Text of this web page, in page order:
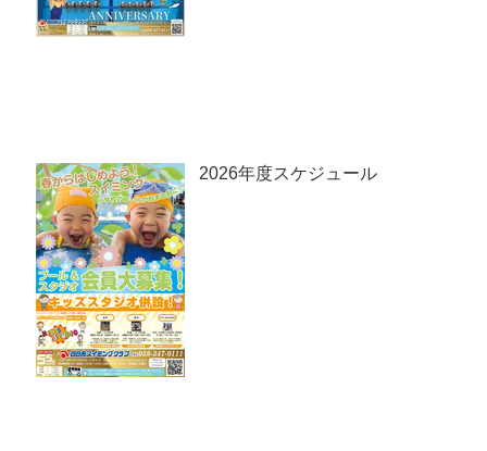
2026年度スケジュール